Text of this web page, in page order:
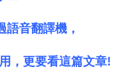
語音翻譯機，
，更要看這篇文章!